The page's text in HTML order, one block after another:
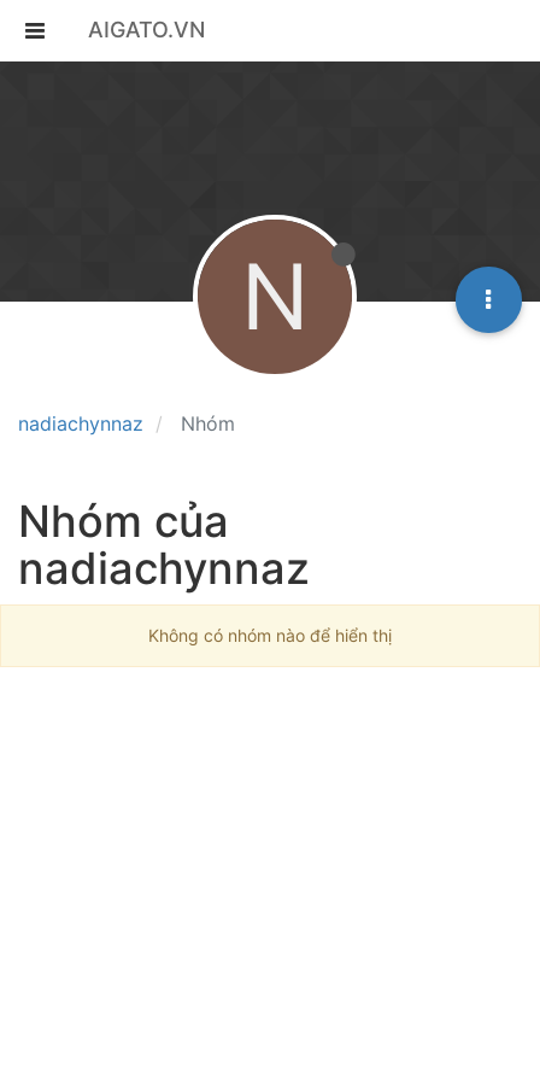
AIGATO.VN
nadiachynnaz Nhóm
N
Nhóm của
nadiachynnaz
Không có nhóm nào để hiển thị